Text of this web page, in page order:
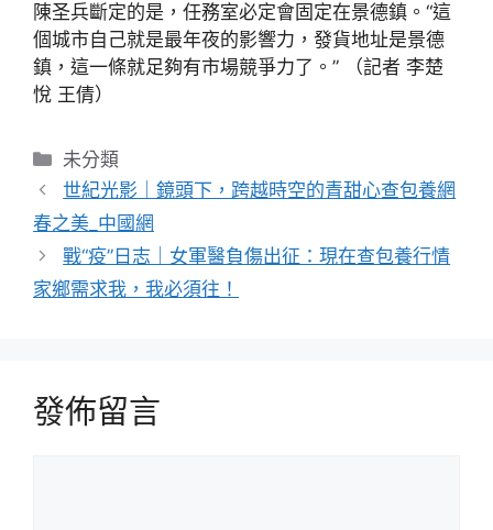
陳圣兵斷定的是，任務室必定會固定在景德鎮。“這
個城市自己就是最年夜的影響力，發貨地址是景德
鎮，這一條就足夠有市場競爭力了。” （記者 李楚
悅 王倩）
分
類
未分類
世紀光影｜鏡頭下，跨越時空的青甜心查包養網
春之美_中國網
戰“疫”日志｜女軍醫負傷出征：現在查包養行情
家鄉需求我，我必須往！
發佈留言